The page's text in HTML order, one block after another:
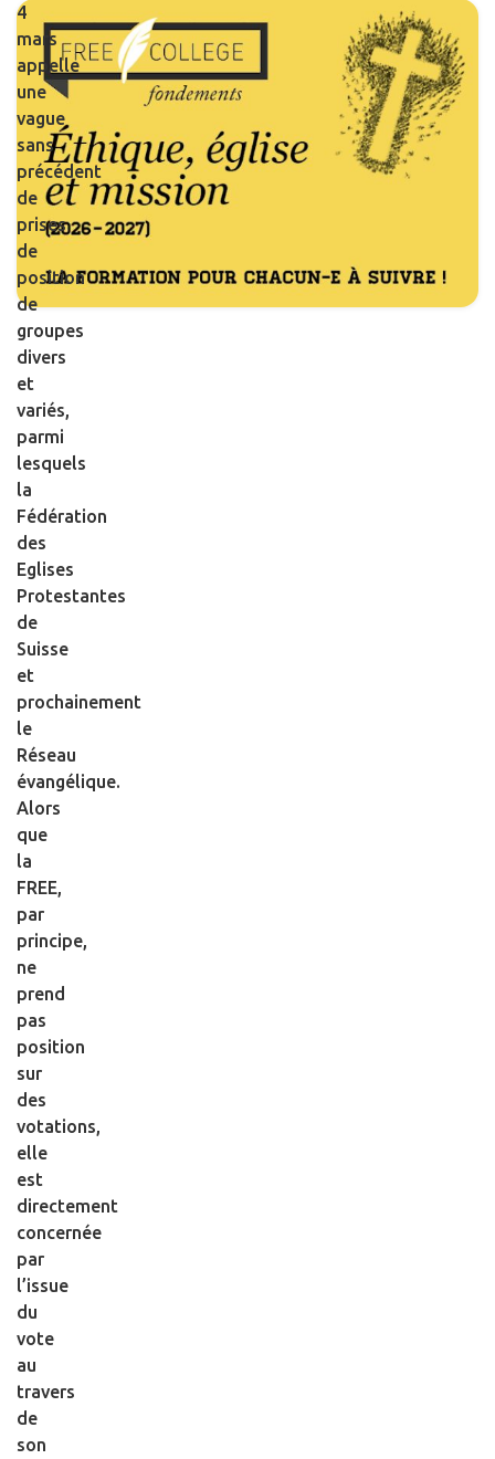
4
mars
appelle
une
vague
sans
précédent
de
prises
de
position
de
groupes
divers
et
variés,
parmi
lesquels
la
Fédération
des
Eglises
Protestantes
de
Suisse
et
prochainement
le
Réseau
évangélique.
Alors
que
la
FREE,
par
principe,
ne
prend
pas
position
sur
des
votations,
elle
est
directement
concernée
par
l’issue
du
vote
au
travers
de
son